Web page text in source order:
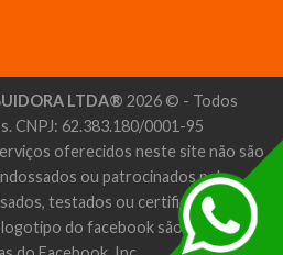
LTDA® 2026 © - Todos
CNPJ: 62.383.180/0001-95
oferecidos neste site não são
ou patrocinados pelo
testados ou certificados pelo
do facebook são marcas